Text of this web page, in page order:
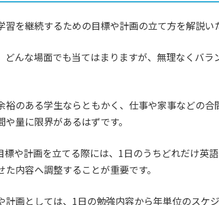
習を継続するための目標や計画の立て方を解説い
どんな場面でも当てはまりますが、無理なくバ
裕のある学生ならともかく、仕事や家事などの
量に限界があるはずです。
標や計画を立てる際には、1日のうちどれだけ英
た内容へ調整することが重要です。
計画としては、1日の勉強内容から年単位のスケ